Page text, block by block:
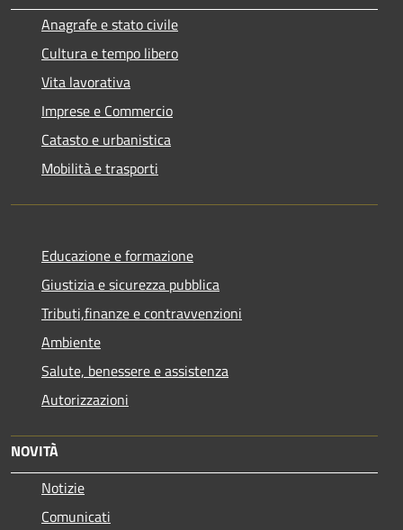
Anagrafe e stato civile
Cultura e tempo libero
Vita lavorativa
Imprese e Commercio
Catasto e urbanistica
Mobilità e trasporti
Educazione e formazione
Giustizia e sicurezza pubblica
Tributi,finanze e contravvenzioni
Ambiente
Salute, benessere e assistenza
Autorizzazioni
NOVITÀ
Notizie
Comunicati